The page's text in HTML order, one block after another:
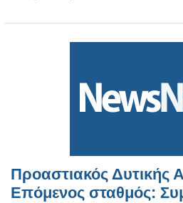
Προαστιακός Δυτικής
Επόμενος σταθμός: